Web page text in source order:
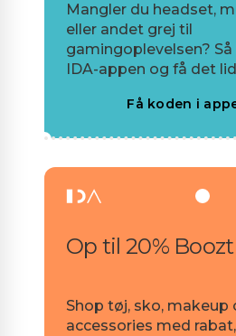
Mangler du headset,
eller andet grej til
gamingoplevelsen?
IDA-appen og få det
Få koden i
Op til 20% Boozt
Shop tøj, sko, makeup
accessories med